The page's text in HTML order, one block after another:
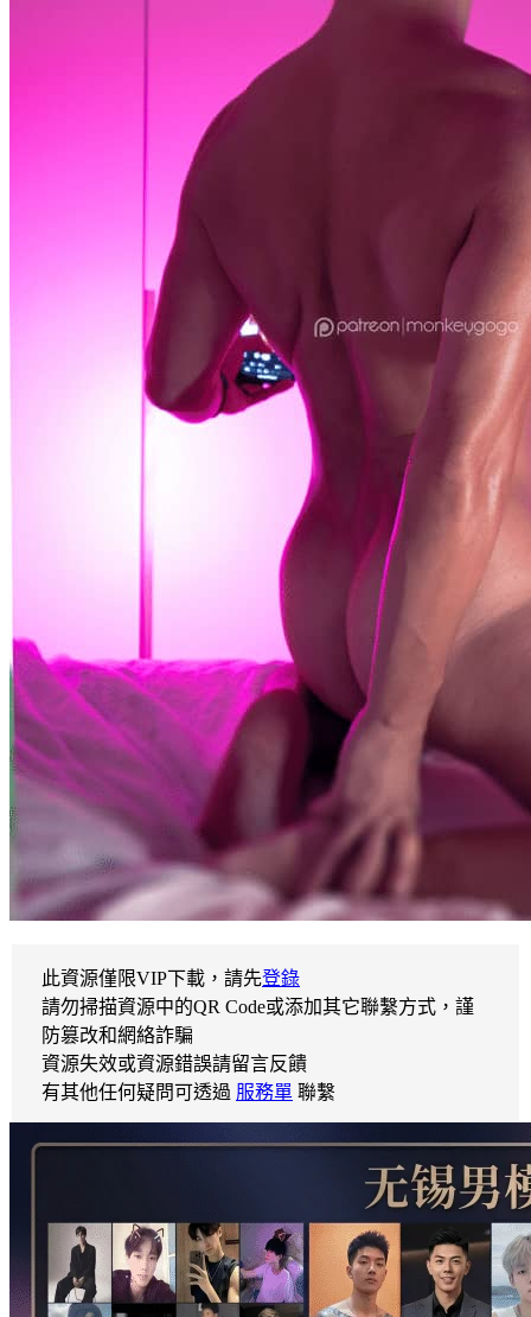
此資源僅限VIP下載，請先登錄
請勿掃描資源中的QR Code或添加其它聯繫方式，謹
防篡改和網絡詐騙
資源失效或資源錯誤請留言反饋
有其他任何疑問可透過 服務單 聯繫